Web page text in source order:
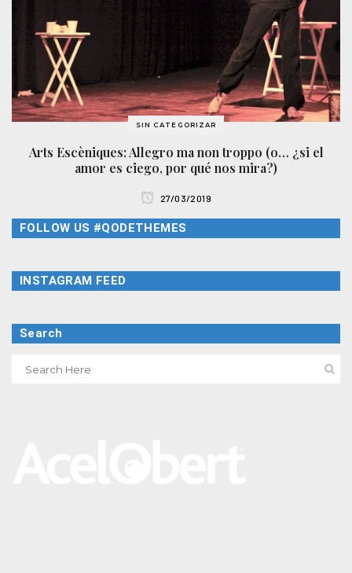
SIN CATEGORIZAR
Arts Escèniques: Allegro ma non troppo (o… ¿si el
amor es ciego, por qué nos mira?)
27/03/2019
FOLLOW US #QODETHEMES
INSTAGRAM FEED
Search